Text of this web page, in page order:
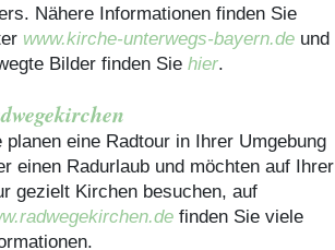
Nähere Informationen finden Sie
www.kirche-unterwegs-bayern.de und
Bilder finden Sie hier.
planen eine Radtour in Ihrer Umgebung
einen Radurlaub und möchten auf Ihrer
gezielt Kirchen besuchen, auf
finden Sie viele